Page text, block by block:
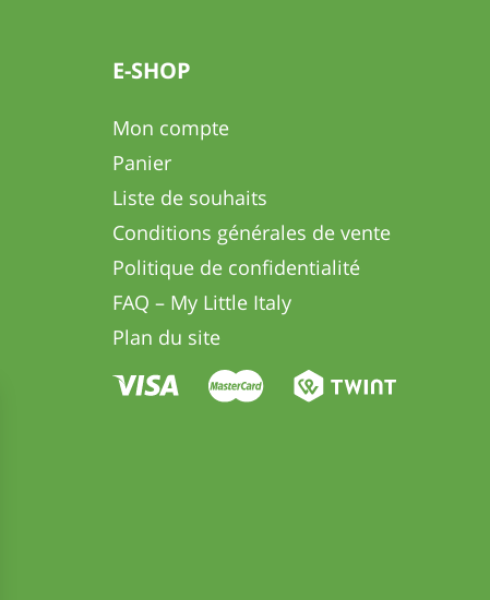
E-SHOP
Mon compte
Panier
Liste de souhaits
Conditions générales de vente
Politique de confidentialité
FAQ – My Little Italy
Plan du site